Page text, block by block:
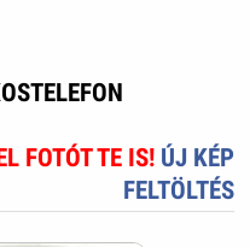
FOTÓT TE IS! ÚJ KÉP
FELTÖLTÉS